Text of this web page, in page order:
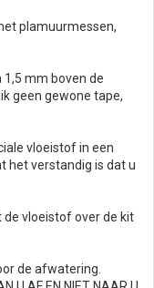
plamuurmessen,
1,5 mm boven de
geen gewone tape,
vloeistof in een
het verstandig is dat u
de vloeistof over de kit
de afwatering.